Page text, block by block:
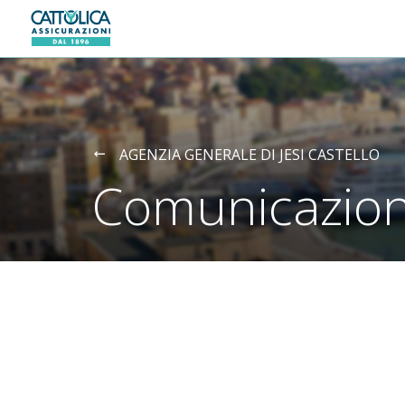
Generali logo
AGENZIA GENERALE DI JESI CASTELLO